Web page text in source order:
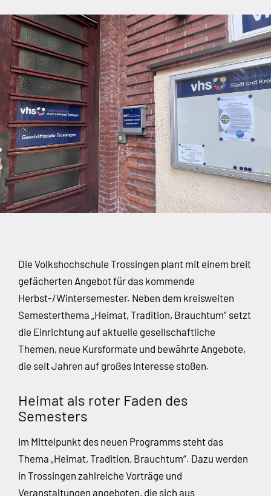
Die Volkshochschule Trossingen plant mit einem breit
gefächerten Angebot für das kommende
Herbst-/Wintersemester. Neben dem kreisweiten
Semesterthema „Heimat, Tradition, Brauchtum“ setzt
die Einrichtung auf aktuelle gesellschaftliche
Themen, neue Kursformate und bewährte Angebote,
die seit Jahren auf großes Interesse stoßen.
Heimat als roter Faden des
Semesters
Im Mittelpunkt des neuen Programms steht das
Thema „Heimat, Tradition, Brauchtum“. Dazu werden
in Trossingen zahlreiche Vorträge und
Veranstaltungen angeboten, die sich aus